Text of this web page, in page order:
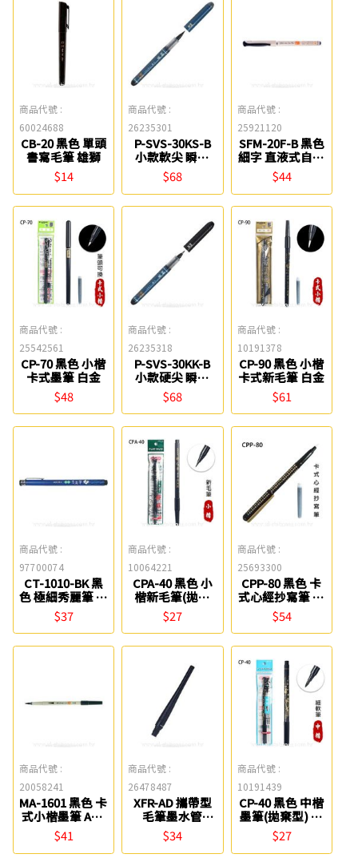
商品代號 :
60024688
CB-20 黑色 單頭
書寫毛筆 雄獅
$14
商品代號 :
26235301
P-SVS-30KS-B
小款軟尖 瞬筆
PILOT
$68
商品代號 :
25921120
SFM-20F-B 黑色
細字 直液式自來
水筆 PILOT
$44
商品代號 :
25542561
CP-70 黑色 小楷
卡式墨筆 白金
$48
商品代號 :
26235318
P-SVS-30KK-B
小款硬尖 瞬筆
PILOT
$68
商品代號 :
10191378
CP-90 黑色 小楷
卡式新毛筆 白金
$61
商品代號 :
97700074
CT-1010-BK 黑
色 極細秀麗筆 英
士
$37
商品代號 :
10064221
CPA-40 黑色 小
楷新毛筆(拋棄
型) 白金
$27
商品代號 :
25693300
CPP-80 黑色 卡
式心經抄寫筆 白
金
$54
商品代號 :
20058241
MA-1601 黑色 卡
式小楷墨筆 ACE
英士
$41
商品代號 :
26478487
XFR-AD 攜帶型
毛筆墨水管
Pentel
$34
商品代號 :
10191439
CP-40 黑色 中楷
墨筆(拋棄型) 白
金
$27